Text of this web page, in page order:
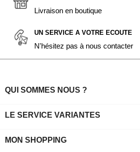
Livraison en boutique
UN SERVICE A VOTRE ECOUTE
N'hésitez pas à nous contacter
QUI SOMMES NOUS ?
LE SERVICE VARIANTES
MON SHOPPING